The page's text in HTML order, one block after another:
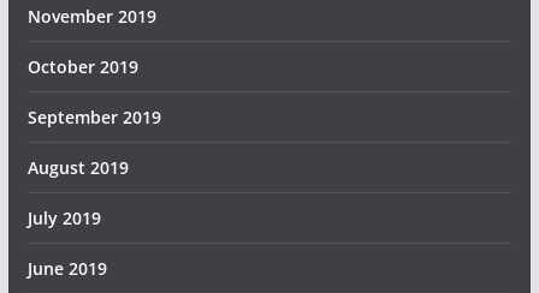
November 2019
October 2019
September 2019
August 2019
July 2019
June 2019